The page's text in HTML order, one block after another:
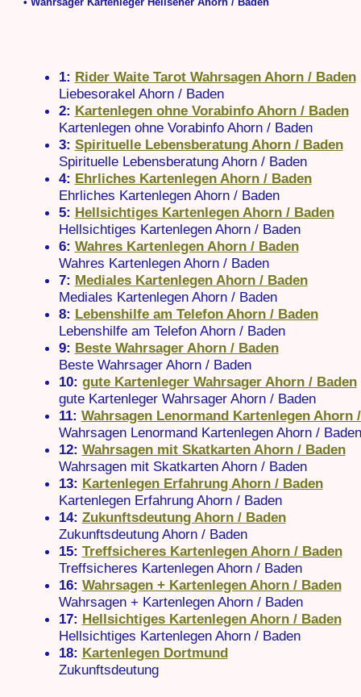
1: Rider Waite Tarot Wahrsagen Ahorn / Baden
Liebesorakel Ahorn / Baden
2: Kartenlegen ohne Vorabinfo Ahorn / Baden
Kartenlegen ohne Vorabinfo Ahorn / Baden
3: Spirituelle Lebensberatung Ahorn / Baden
Spirituelle Lebensberatung Ahorn / Baden
4: Ehrliches Kartenlegen Ahorn / Baden
Ehrliches Kartenlegen Ahorn / Baden
5: Hellsichtiges Kartenlegen Ahorn / Baden
Hellsichtiges Kartenlegen Ahorn / Baden
6: Wahres Kartenlegen Ahorn / Baden
Wahres Kartenlegen Ahorn / Baden
7: Mediales Kartenlegen Ahorn / Baden
Mediales Kartenlegen Ahorn / Baden
8: Lebenshilfe am Telefon Ahorn / Baden
Lebenshilfe am Telefon Ahorn / Baden
9: Beste Wahrsager Ahorn / Baden
Beste Wahrsager Ahorn / Baden
10: gute Kartenleger Wahrsager Ahorn / Baden
gute Kartenleger Wahrsager Ahorn / Baden
11: Wahrsagen Lenormand Kartenlegen Ahorn
Wahrsagen Lenormand Kartenlegen Ahorn / Baden
12: Wahrsagen mit Skatkarten Ahorn / Baden
Wahrsagen mit Skatkarten Ahorn / Baden
13: Kartenlegen Erfahrung Ahorn / Baden
Kartenlegen Erfahrung Ahorn / Baden
14: Zukunftsdeutung Ahorn / Baden
Zukunftsdeutung Ahorn / Baden
15: Treffsicheres Kartenlegen Ahorn / Baden
Treffsicheres Kartenlegen Ahorn / Baden
16: Wahrsagen + Kartenlegen Ahorn / Baden
Wahrsagen + Kartenlegen Ahorn / Baden
17: Hellsichtiges Kartenlegen Ahorn / Baden
Hellsichtiges Kartenlegen Ahorn / Baden
18: Kartenlegen Dortmund
Zukunftsdeutung